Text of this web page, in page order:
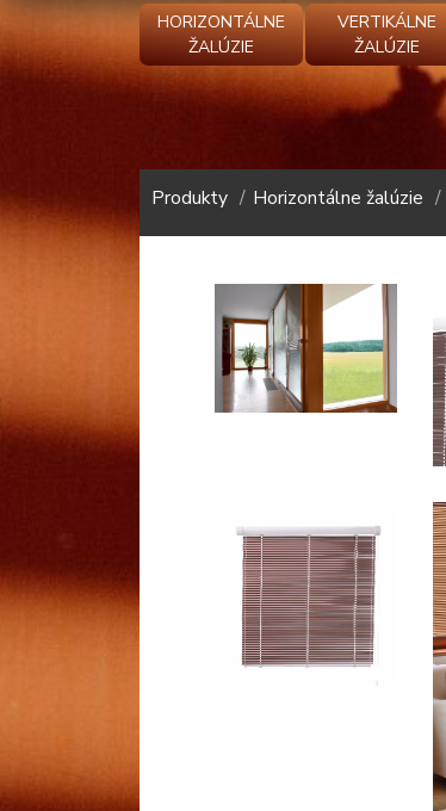
HORIZONTÁLNE
ŽALÚZIE
VERTIKÁLNE
ŽALÚZIE
Produkty Horizontálne žalúzie